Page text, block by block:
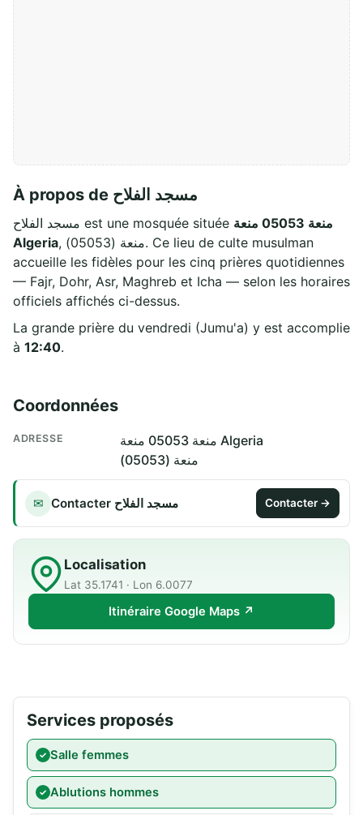
À propos de مسجد الفلاح
مسجد الفلاح est une mosquée située منعة 05053 منعة
Algeria, منعة (05053). Ce lieu de culte musulman
accueille les fidèles pour les cinq prières quotidiennes
— Fajr, Dohr, Asr, Maghreb et Icha — selon les horaires
officiels affichés ci-dessus.
La grande prière du vendredi (Jumu'a) y est accomplie
à 12:40.
Coordonnées
ADRESSE
منعة 05053 منعة Algeria
منعة (05053)
✉ Contacter مسجد الفلاح Contacter →
Localisation
Lat 35.1741 · Lon 6.0077
Itinéraire Google Maps ↗
Services proposés
Salle femmes
Ablutions hommes